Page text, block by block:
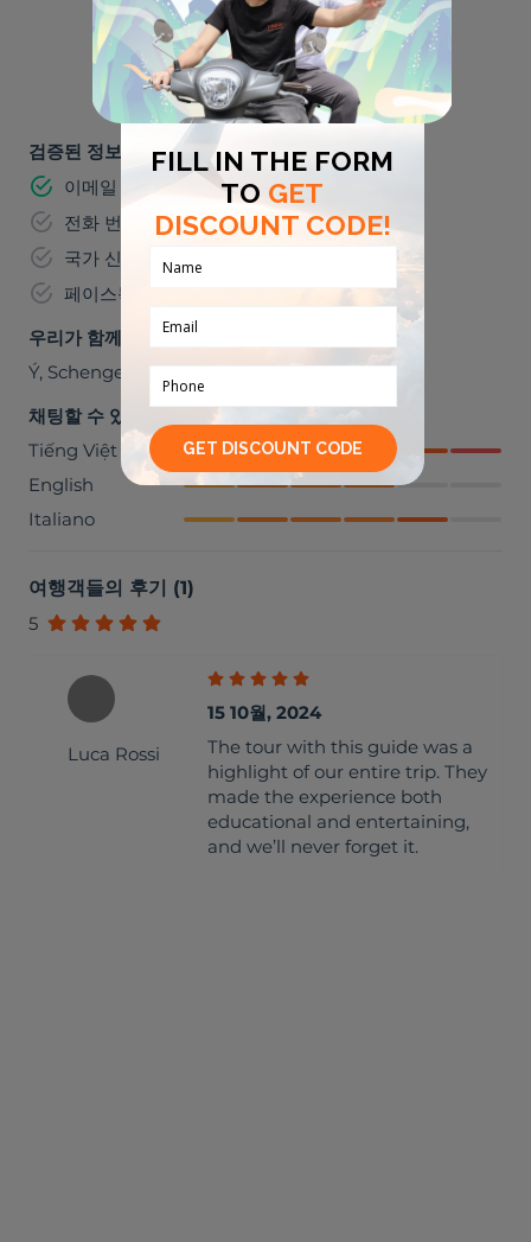
스포츠 음악
🌮
미식가들
⛺
야외 활동
검증된 정보
이메일 주소
전화 번호
국가 신분증 번호
페이스북
우리가 함께 갈 수 있는 곳들
Ý, Schengen
채팅할 수 있어요
Tiếng Việt
English
Italiano
여행객들의 후기 (1)
5
Luca Rossi
15 10월, 2024
The tour with this guide was a
highlight of our entire trip. They
made the experience both
educational and entertaining,
and we’ll never forget it.